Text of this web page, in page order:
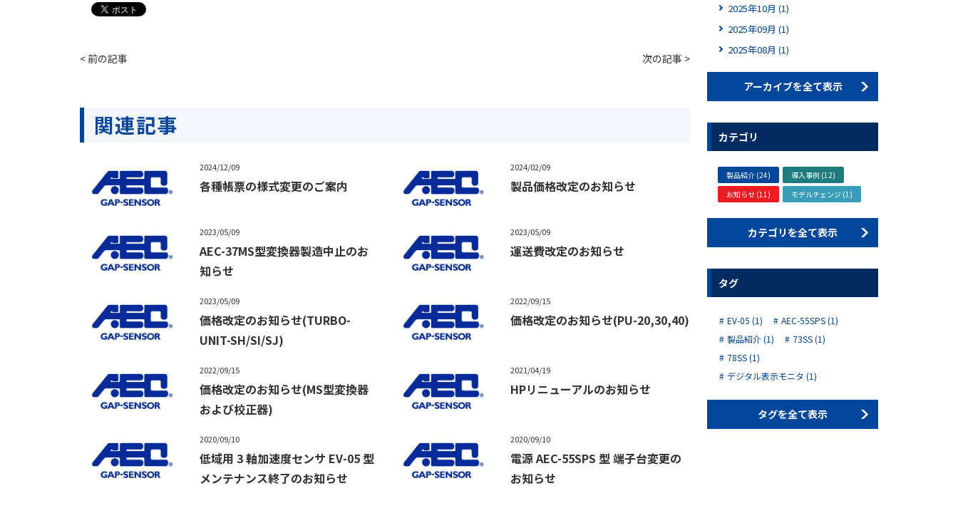
< 前の記事 次の記事 >
関連記事
2024/12/09
各種帳票の様式変更のご案内
2024/02/09
製品価格改定のお知らせ
2023/05/09
AEC-37MS型変換器製造中止のお
知らせ
2023/05/09
運送費改定のお知らせ
2023/05/09
価格改定のお知らせ(TURBO-
UNIT-SH/SI/SJ)
2022/09/15
価格改定のお知らせ(PU-20,30,40)
2022/09/15
価格改定のお知らせ(MS型変換器
および校正器)
2021/04/19
HPリニューアルのお知らせ
2020/09/10
低域用 3 軸加速度センサ EV-05 型
メンテナンス終了のお知らせ
2020/09/10
電源 AEC-55SPS 型 端子台変更の
お知らせ
2025年10月 (1)
2025年09月 (1)
2025年08月 (1)
アーカイブを全て表示
カテゴリ
製品紹介 (24)
導入事例 (12)
お知らせ (11)
モデルチェンジ (1)
カテゴリを全て表示
タグ
EV-05 (1)
AEC-55SPS (1)
製品紹介 (1)
73SS (1)
78SS (1)
デジタル表示モニタ (1)
タグを全て表示